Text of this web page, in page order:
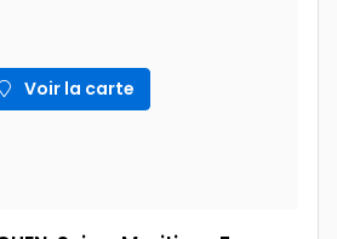
Voir la carte